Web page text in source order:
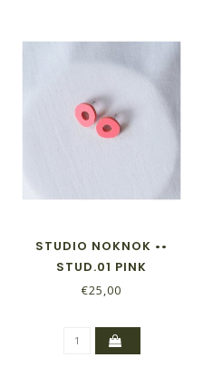
STUDIO NOKNOK ••
STUD.01 PINK
€25,00